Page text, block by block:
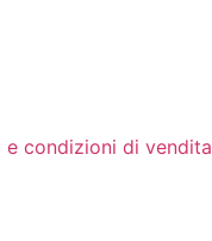
e condizioni di vendita